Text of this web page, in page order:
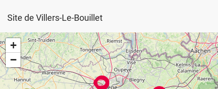
+
−
Site de Villers-Le-Bouillet